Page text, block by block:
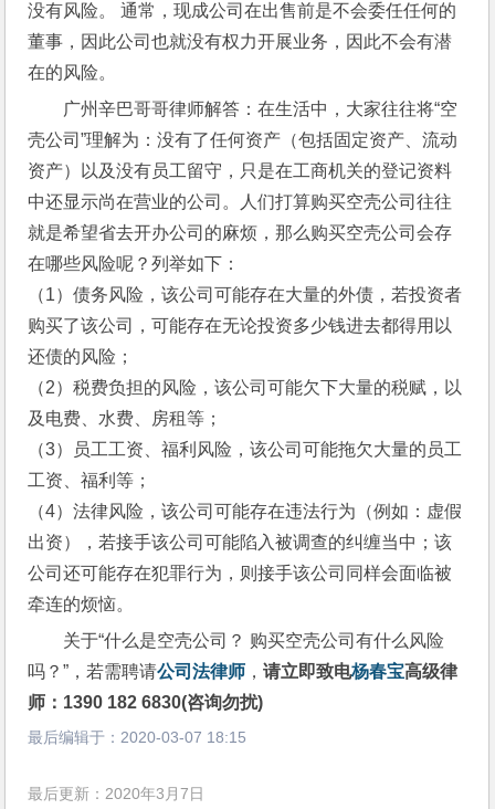
没有风险。 通常，现成公司在出售前是不会委任任何的
董事，因此公司也就没有权力开展业务，因此不会有潜
在的风险。
广州辛巴哥哥律师解答：在生活中，大家往往将“空
壳公司”理解为：没有了任何资产（包括固定资产、流动
资产）以及没有员工留守，只是在工商机关的登记资料
中还显示尚在营业的公司。人们打算购买空壳公司往往
就是希望省去开办公司的麻烦，那么购买空壳公司会存
在哪些风险呢？列举如下：
（1）债务风险，该公司可能存在大量的外债，若投资者
购买了该公司，可能存在无论投资多少钱进去都得用以
还债的风险；
（2）税费负担的风险，该公司可能欠下大量的税赋，以
及电费、水费、房租等；
（3）员工工资、福利风险，该公司可能拖欠大量的员工
工资、福利等；
（4）法律风险，该公司可能存在违法行为（例如：虚假
出资），若接手该公司可能陷入被调查的纠缠当中；该
公司还可能存在犯罪行为，则接手该公司同样会面临被
牵连的烦恼。
关于“什么是空壳公司？ 购买空壳公司有什么风险
吗？”，若需聘请公司法律师 ，请立即致电杨春宝高级律
师：1390 182 6830(咨询勿扰)
最后编辑于： 2020-03-07 18:15
最后更新：2020年3月7日